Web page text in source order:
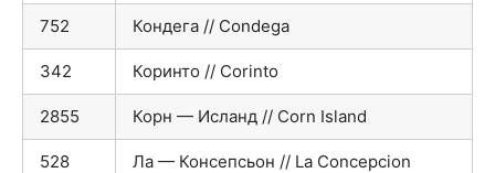
752 Кондега // Condega
342 Коринто // Corinto
2855 Корн — Исланд // Corn Island
528 Ла — Консепсьон // La Concepcion